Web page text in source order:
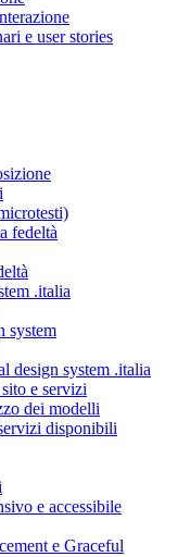
e user stories
fedeltà
.italia
system
design system .italia
e servizi
dei modelli
disponibili
e accessibile
e Graceful